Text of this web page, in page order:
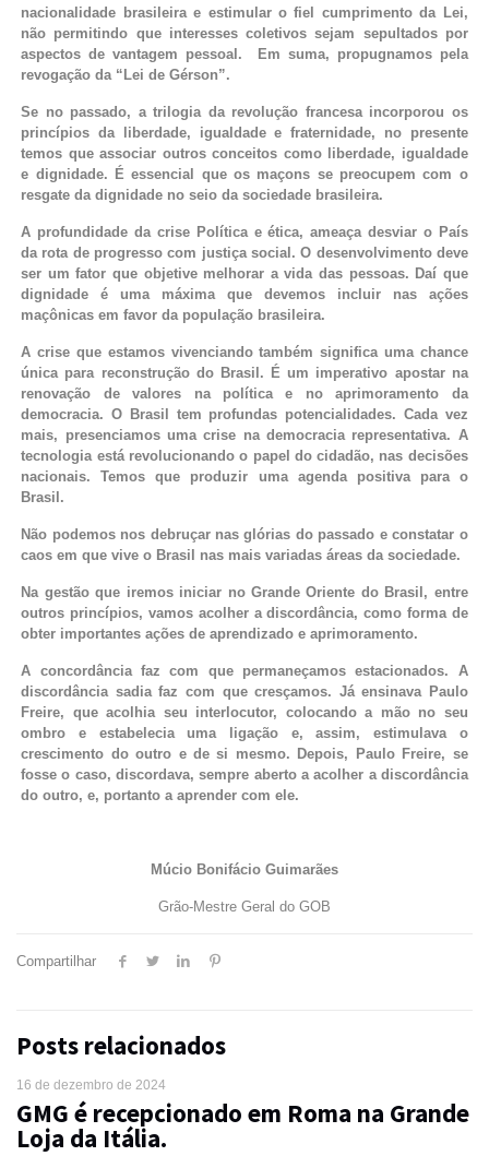
nacionalidade brasileira e estimular o fiel cumprimento da Lei,
não permitindo que interesses coletivos sejam sepultados por
aspectos de vantagem pessoal. Em suma, propugnamos pela
revogação da “Lei de Gérson”.
Se no passado, a trilogia da revolução francesa incorporou os
princípios da liberdade, igualdade e fraternidade, no presente
temos que associar outros conceitos como liberdade, igualdade
e dignidade. É essencial que os maçons se preocupem com o
resgate da dignidade no seio da sociedade brasileira.
A profundidade da crise Política e ética, ameaça desviar o País
da rota de progresso com justiça social. O desenvolvimento deve
ser um fator que objetive melhorar a vida das pessoas. Daí que
dignidade é uma máxima que devemos incluir nas ações
maçônicas em favor da população brasileira.
A crise que estamos vivenciando também significa uma chance
única para reconstrução do Brasil. É um imperativo apostar na
renovação de valores na política e no aprimoramento da
democracia. O Brasil tem profundas potencialidades. Cada vez
mais, presenciamos uma crise na democracia representativa. A
tecnologia está revolucionando o papel do cidadão, nas decisões
nacionais. Temos que produzir uma agenda positiva para o
Brasil.
Não podemos nos debruçar nas glórias do passado e constatar o
caos em que vive o Brasil nas mais variadas áreas da sociedade.
Na gestão que iremos iniciar no Grande Oriente do Brasil, entre
outros princípios, vamos acolher a discordância, como forma de
obter importantes ações de aprendizado e aprimoramento.
A concordância faz com que permaneçamos estacionados. A
discordância sadia faz com que cresçamos. Já ensinava Paulo
Freire, que acolhia seu interlocutor, colocando a mão no seu
ombro e estabelecia uma ligação e, assim, estimulava o
crescimento do outro e de si mesmo. Depois, Paulo Freire, se
fosse o caso, discordava, sempre aberto a acolher a discordância
do outro, e, portanto a aprender com ele.
Múcio Bonifácio Guimarães
Grão-Mestre Geral do GOB
Compartilhar
Posts relacionados
16 de dezembro de 2024
GMG é recepcionado em Roma na Grande
Loja da Itália.